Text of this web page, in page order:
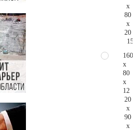
x
80
x
20
160
x
80
x
12
20
x
90
x